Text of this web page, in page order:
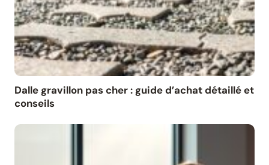
Dalle gravillon pas cher : guide d’achat détaillé et
conseils